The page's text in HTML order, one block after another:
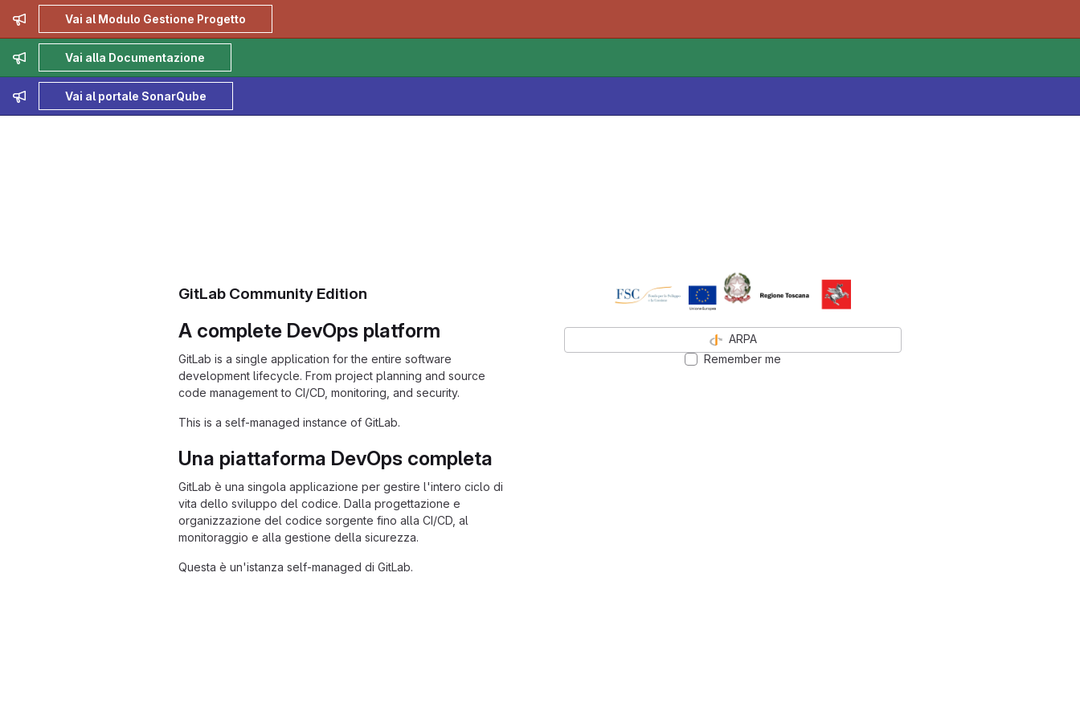
Admin message
Vai al Modulo Gestione Progetto
Admin message
Vai alla Documentazione
Admin message
Vai al portale SonarQube
GitLab Community Edition
A complete DevOps platform
GitLab is a single application for the entire software
development lifecycle. From project planning and source
code management to CI/CD, monitoring, and security.
This is a self-managed instance of GitLab.
Una piattaforma DevOps completa
GitLab è una singola applicazione per gestire l'intero ciclo di
vita dello sviluppo del codice. Dalla progettazione e
organizzazione del codice sorgente fino alla CI/CD, al
monitoraggio e alla gestione della sicurezza.
Questa è un'istanza self-managed di GitLab.
ARPA
Remember me